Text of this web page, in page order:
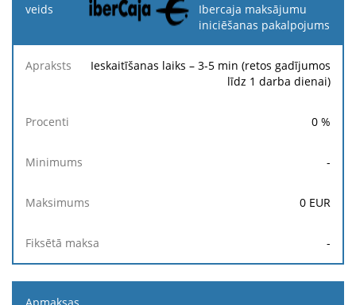
Ibercaja maksājumu
iniciēšanas pakalpojums
Ieskaitīšanas laiks – 3-5 min (retos gadījumos
līdz 1 darba dienai)
0 %
-
0 EUR
-